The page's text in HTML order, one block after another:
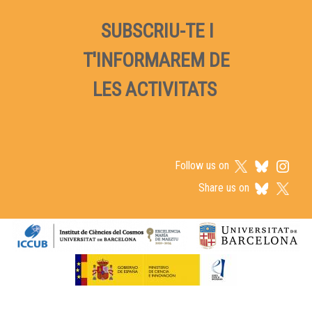
SUBSCRIU-TE I
T'INFORMAREM DE
LES ACTIVITATS
Follow us on
Share us on
Logos footer